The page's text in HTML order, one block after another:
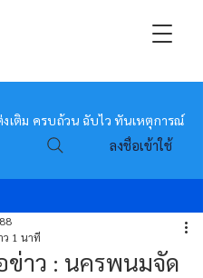
งเติม ครบถ้วน ฉับไว ทันเหตุการณ์
ลงชื่อเข้าใช้
ข่าว : นครพนมจัด
ว 1 นาที